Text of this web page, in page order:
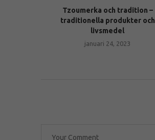
Tzoumerka och tradition –
traditionella produkter och
livsmedel
januari 24, 2023